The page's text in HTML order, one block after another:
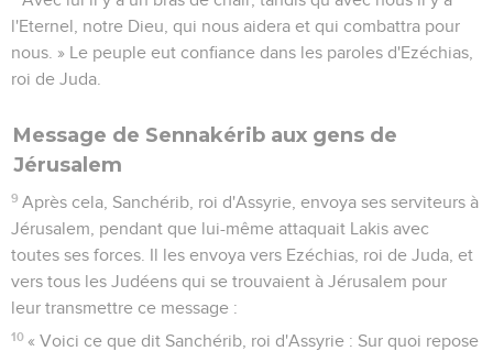
l'Eternel, notre Dieu, qui nous aidera et qui combattra pour
nous. » Le peuple eut confiance dans les paroles d'Ezéchias,
roi de Juda.
Message de Sennakérib aux gens de
Jérusalem
9 Après cela, Sanchérib, roi d'Assyrie, envoya ses serviteurs à
Jérusalem, pendant que lui-même attaquait Lakis avec
toutes ses forces. Il les envoya vers Ezéchias, roi de Juda, et
vers tous les Judéens qui se trouvaient à Jérusalem pour
leur transmettre ce message :
10 « Voici ce que dit Sanchérib, roi d'Assyrie : Sur quoi repose